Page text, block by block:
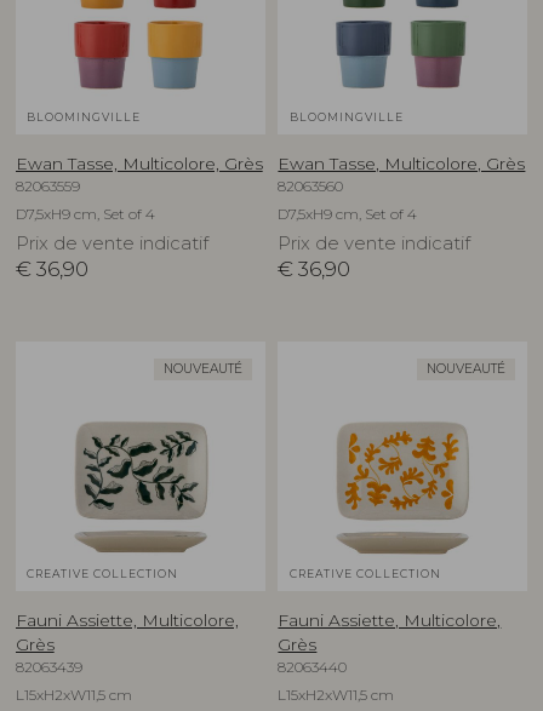
BLOOMINGVILLE
Ewan Tasse, Multicolore, Grès
82063559
D7,5xH9 cm, Set of 4
Prix de vente indicatif
€ 36,90
BLOOMINGVILLE
Ewan Tasse, Multicolore, Grès
82063560
D7,5xH9 cm, Set of 4
Prix de vente indicatif
€ 36,90
NOUVEAUTÉ
CREATIVE COLLECTION
Fauni Assiette, Multicolore,
Grès
82063439
L15xH2xW11,5 cm
NOUVEAUTÉ
CREATIVE COLLECTION
Fauni Assiette, Multicolore,
Grès
82063440
L15xH2xW11,5 cm